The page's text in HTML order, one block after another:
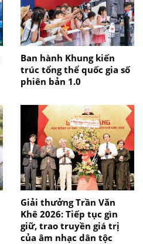
Ban hành Khung kiến
trúc tổng thể quốc gia số
phiên bản 1.0
Giải thưởng Trần Văn
Khê 2026: Tiếp tục gìn
giữ, trao truyền giá trị
của âm nhạc dân tộc